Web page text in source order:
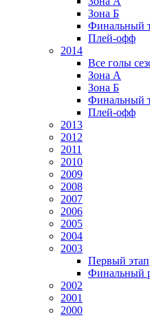
Зона Б
Финальный
Плей-офф
2014
Все голы
Зона А
Зона Б
Финальный
Плей-офф
2013
2012
2011
2010
2009
2008
2007
2006
2005
2004
2003
Первый этап
Финальный
2002
2001
2000